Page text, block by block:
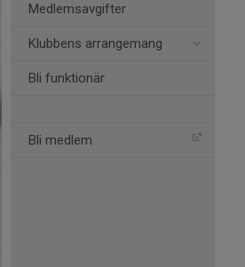
Medlemsavgifter
Klubbens arrangemang
Bli funktionär
Bli medlem